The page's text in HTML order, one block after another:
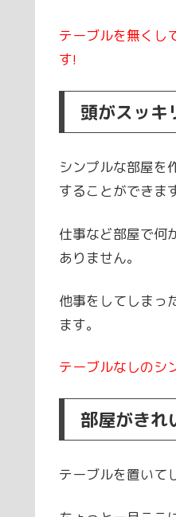
テーブルを無くし
す!
頭がスッキ
シンプルな部屋を
することができま
仕事など部屋で何
ありません。
他事をしてしまっ
ます。
テーブルなしのシ
部屋がきれ
テーブルを置いて